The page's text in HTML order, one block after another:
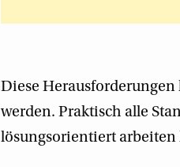
Diese
werden. Praktisch alle
lösungsorientiert arbeiten